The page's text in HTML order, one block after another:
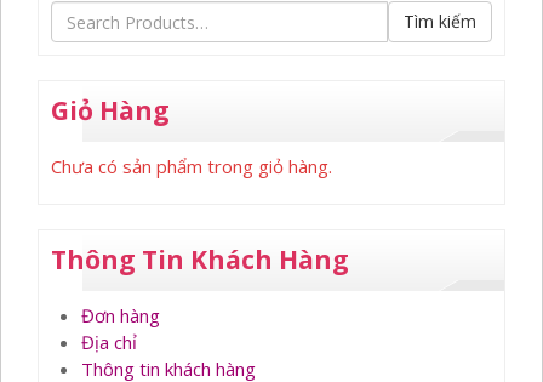
Tìm kiếm
Giỏ Hàng
Chưa có sản phẩm trong giỏ hàng.
Thông Tin Khách Hàng
Đơn hàng
Địa chỉ
Thông tin khách hàng